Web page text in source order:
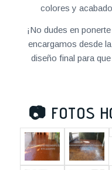
colores y
¡No dudes en
encargamos desde
diseño final para
📷 FOTOS